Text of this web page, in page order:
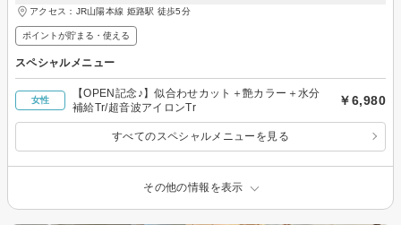
アクセス：JR山陽本線 姫路駅 徒歩5分
ポイントが貯まる・使える
スペシャルメニュー
女性
【OPEN記念♪】似合わせカット＋艶カラー＋水分
補給Tr/超音波アイロンTr
￥6,980
すべてのスペシャルメニューを見る
その他の情報を表示